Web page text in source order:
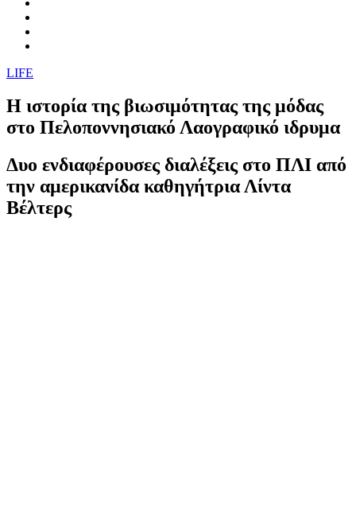
LIFE
Η ιστορία της βιωσιμότητας της μόδας
στο Πελοποννησιακό Λαογραφικό ιδρυμα
Δυο ενδιαφέρουσες διαλέξεις στο ΠΛΙ από
την αμερικανίδα καθηγήτρια Λίντα
Βέλτερς